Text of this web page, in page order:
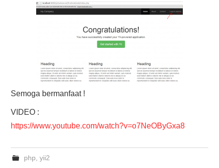
Semoga bermanfaat !
VIDEO :
https://www.youtube.com/watch?v=o7NeOByGxa8
php yii2